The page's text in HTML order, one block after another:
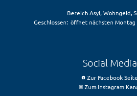
Bereich Asyl, Wohngeld,
Klicken, um weitere Öffnungs- oder
Geschlossen: öffnet nächsten Montag
Social Media
Zur Facebook Seite
Zum Instagram